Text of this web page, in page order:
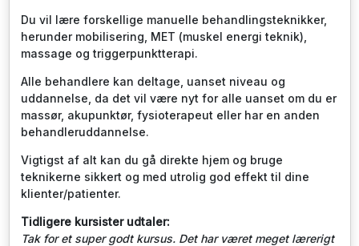
Du vil lære forskellige manuelle behandlingsteknikker,
herunder mobilisering, MET (muskel energi teknik),
massage og triggerpunktterapi.
Alle behandlere kan deltage, uanset niveau og
uddannelse, da det vil være nyt for alle uanset om du er
massør, akupunktør, fysioterapeut eller har en anden
behandleruddannelse.
Vigtigst af alt kan du gå direkte hjem og bruge
teknikerne sikkert og med utrolig god effekt til dine
klienter/patienter.
Tidligere kursister udtaler:
Tak for et super godt kursus. Det har været meget lærerigt